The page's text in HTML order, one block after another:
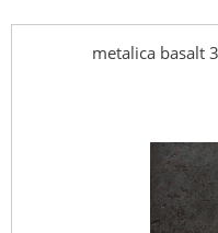
metalica basalt